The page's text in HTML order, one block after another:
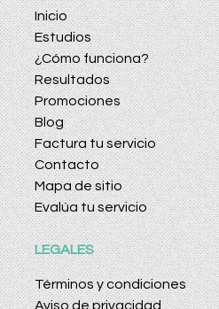
Inicio
Estudios
¿Cómo funciona?
Resultados
Promociones
Blog
Factura tu servicio
Contacto
Mapa de sitio
Evalúa tu servicio
LEGALES
Términos y condiciones
Aviso de privacidad